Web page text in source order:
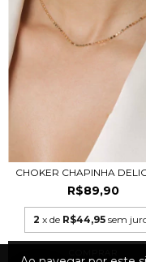
CHOKER CHAPINHA
R$89,90
2 x de R$44,95 sem